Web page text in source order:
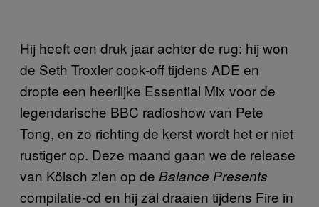
Hij heeft een druk jaar achter de rug: hij won
de Seth Troxler cook-off tijdens ADE en
dropte een heerlijke Essential Mix voor de
legendarische BBC radioshow van Pete
Tong, en zo richting de kerst wordt het er niet
rustiger op. Deze maand gaan we de release
van Kölsch zien op de Balance Presents
compilatie-cd en hij zal draaien tijdens Fire in